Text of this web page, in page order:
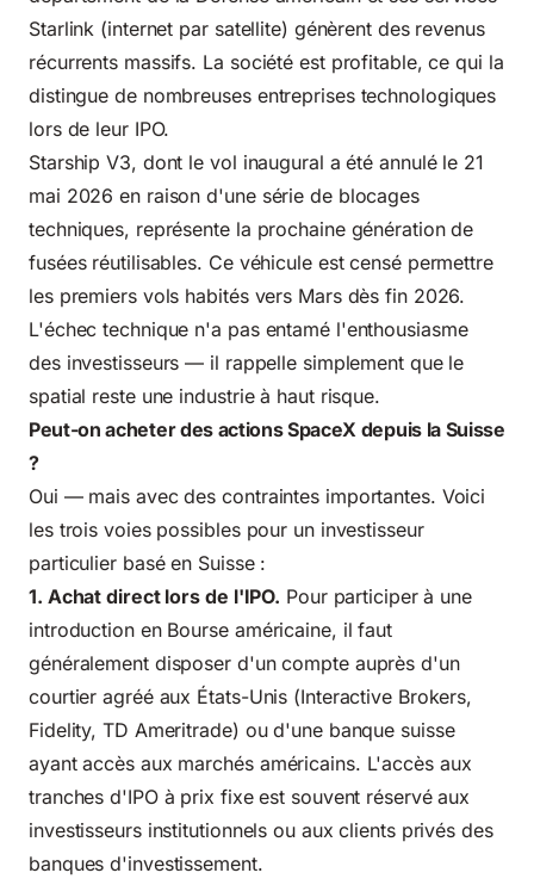
Starlink (internet par satellite) génèrent des revenus
récurrents massifs. La société est profitable, ce qui la
distingue de nombreuses entreprises technologiques
lors de leur IPO.
Starship V3, dont le vol inaugural a été annulé le 21
mai 2026 en raison d'une série de blocages
techniques, représente la prochaine génération de
fusées réutilisables. Ce véhicule est censé permettre
les premiers vols habités vers Mars dès fin 2026.
L'échec technique n'a pas entamé l'enthousiasme
des investisseurs — il rappelle simplement que le
spatial reste une industrie à haut risque.
Peut-on acheter des actions SpaceX depuis la Suisse
?
Oui — mais avec des contraintes importantes. Voici
les trois voies possibles pour un investisseur
particulier basé en Suisse :
1. Achat direct lors de l'IPO. Pour participer à une
introduction en Bourse américaine, il faut
généralement disposer d'un compte auprès d'un
courtier agréé aux États-Unis (Interactive Brokers,
Fidelity, TD Ameritrade) ou d'une banque suisse
ayant accès aux marchés américains. L'accès aux
tranches d'IPO à prix fixe est souvent réservé aux
investisseurs institutionnels ou aux clients privés des
banques d'investissement.